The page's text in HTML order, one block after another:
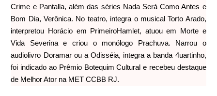
Crime e Pantalla, além das séries Nada Será Como Antes e
Bom Dia, Verônica. No teatro, integra o musical Torto Arado,
interpretou Horácio em PrimeiroHamlet, atuou em Morte e
Vida Severina e criou o monólogo Prachuva. Narrou o
audiolivro Doramar ou a Odisséia, integra a banda 4uartinho,
foi indicado ao Prêmio Botequim Cultural e recebeu destaque
de Melhor Ator na MET CCBB RJ.